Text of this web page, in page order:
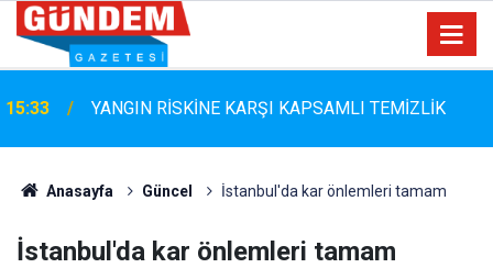
15:33 YANGIN RİSKİNE KARŞI KAPSAMLI TEMİZLİK
Anasayfa Güncel İstanbul'da kar önlemleri tamam
İstanbul'da kar önlemleri tamam